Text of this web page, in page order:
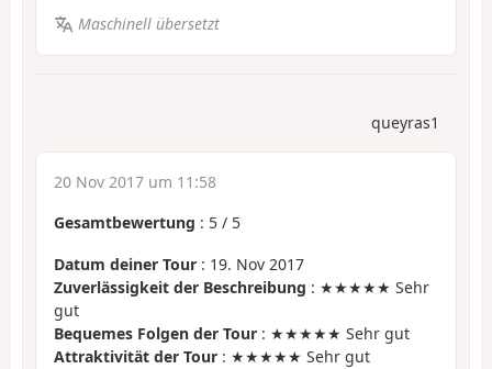
Maschinell übersetzt
queyras1
20 Nov 2017 um 11:58
Gesamtbewertung : 5 / 5
Datum deiner Tour : 19. Nov 2017
Zuverlässigkeit der Beschreibung : ★★★★★ Sehr
gut
Bequemes Folgen der Tour : ★★★★★ Sehr gut
Attraktivität der Tour : ★★★★★ Sehr gut